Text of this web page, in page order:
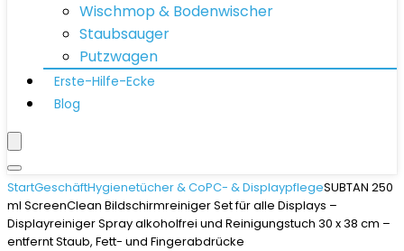
Wischmop & Bodenwischer
Staubsauger
Putzwagen
Erste-Hilfe-Ecke
Blog
StartGeschäftHygienetücher & CoPC- & DisplaypflegeSUBTAN 250
ml ScreenClean Bildschirmreiniger Set für alle Displays –
Displayreiniger Spray alkoholfrei und Reinigungstuch 30 x 38 cm –
entfernt Staub, Fett- und Fingerabdrücke